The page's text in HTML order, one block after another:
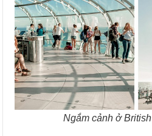
Ngắm cảnh ở